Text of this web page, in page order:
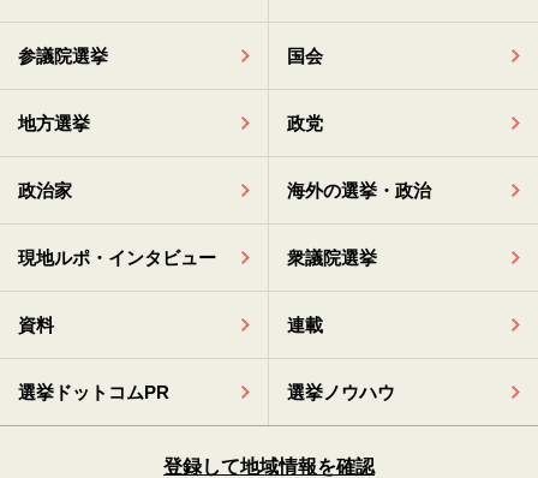
参議院選挙 国会
地方選挙 政党
政治家 海外の選挙・政治
現地ルポ・インタビュー 衆議院選挙
資料 連載
選挙ドットコムPR 選挙ノウハウ
登録して地域情報を確認